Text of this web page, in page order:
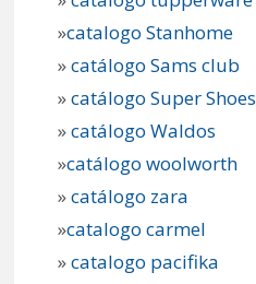
»catalogo Stanhome
»catálogo Sams club
»catálogo Super Shoes
»catálogo Waldos
»catálogo woolworth
»catálogo zara
»catalogo carmel
»catalogo pacifika